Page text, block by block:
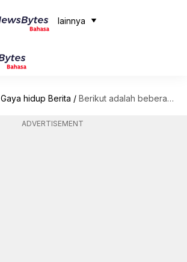
lainnya
Gaya hidup Berita / Berikut adalah beberapa manfaat kesehatan yang luar biasa dari makan buah anggur
ADVERTISEMENT